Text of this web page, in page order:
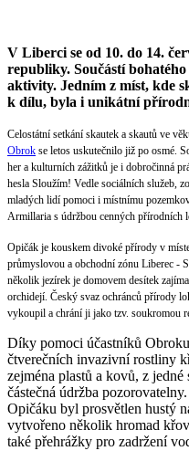
V Liberci se od 10. do 14.
republiky. Součástí
aktivity. Jedním z míst, kde
k dílu, byla i unikátní
Celostátní setkání skautek a skautů ve
Obrok se letos uskutečnilo již po osmé.
her a kulturních zážitků je i dobročinná
hesla Sloužím! Vedle sociálních služeb,
mladých lidí pomoci i místnímu
Armillaria s údržbou cenných přírodních
Opičák je kouskem divoké přírody v
průmyslovou a obchodní zónu Liberec -
několik jezírek je domovem desítek
orchidejí. Český svaz ochránců přírody
vykoupil a chrání ji jako tzv. soukromou
Díky pomoci účastníků
čtverečních invazivní rostliny
zejména plastů a kovů, z jedné
částečná údržba
Opičáku byl prosvětlen hustý
vytvořeno několik hromad
také přehrážky pro zadržení